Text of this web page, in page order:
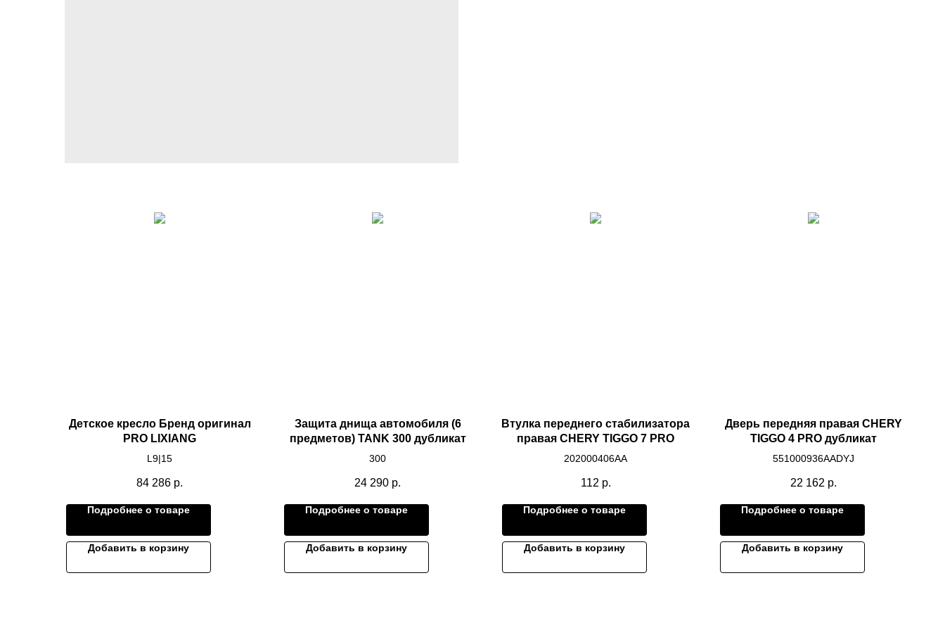
Детское кресло Бренд оригинал
PRO LIXIANG
L9|15
84 286 р.
Подробнее о товаре
Добавить в корзину
Защита днища автомобиля (6
предметов) TANK 300 дубликат
300
24 290 р.
Подробнее о товаре
Добавить в корзину
Втулка переднего стабилизатора
правая CHERY TIGGO 7 PRO
202000406AA
112 р.
Подробнее о товаре
Добавить в корзину
Дверь передняя правая CHERY
TIGGO 4 PRO дубликат
551000936AADYJ
22 162 р.
Подробнее о товаре
Добавить в корзину